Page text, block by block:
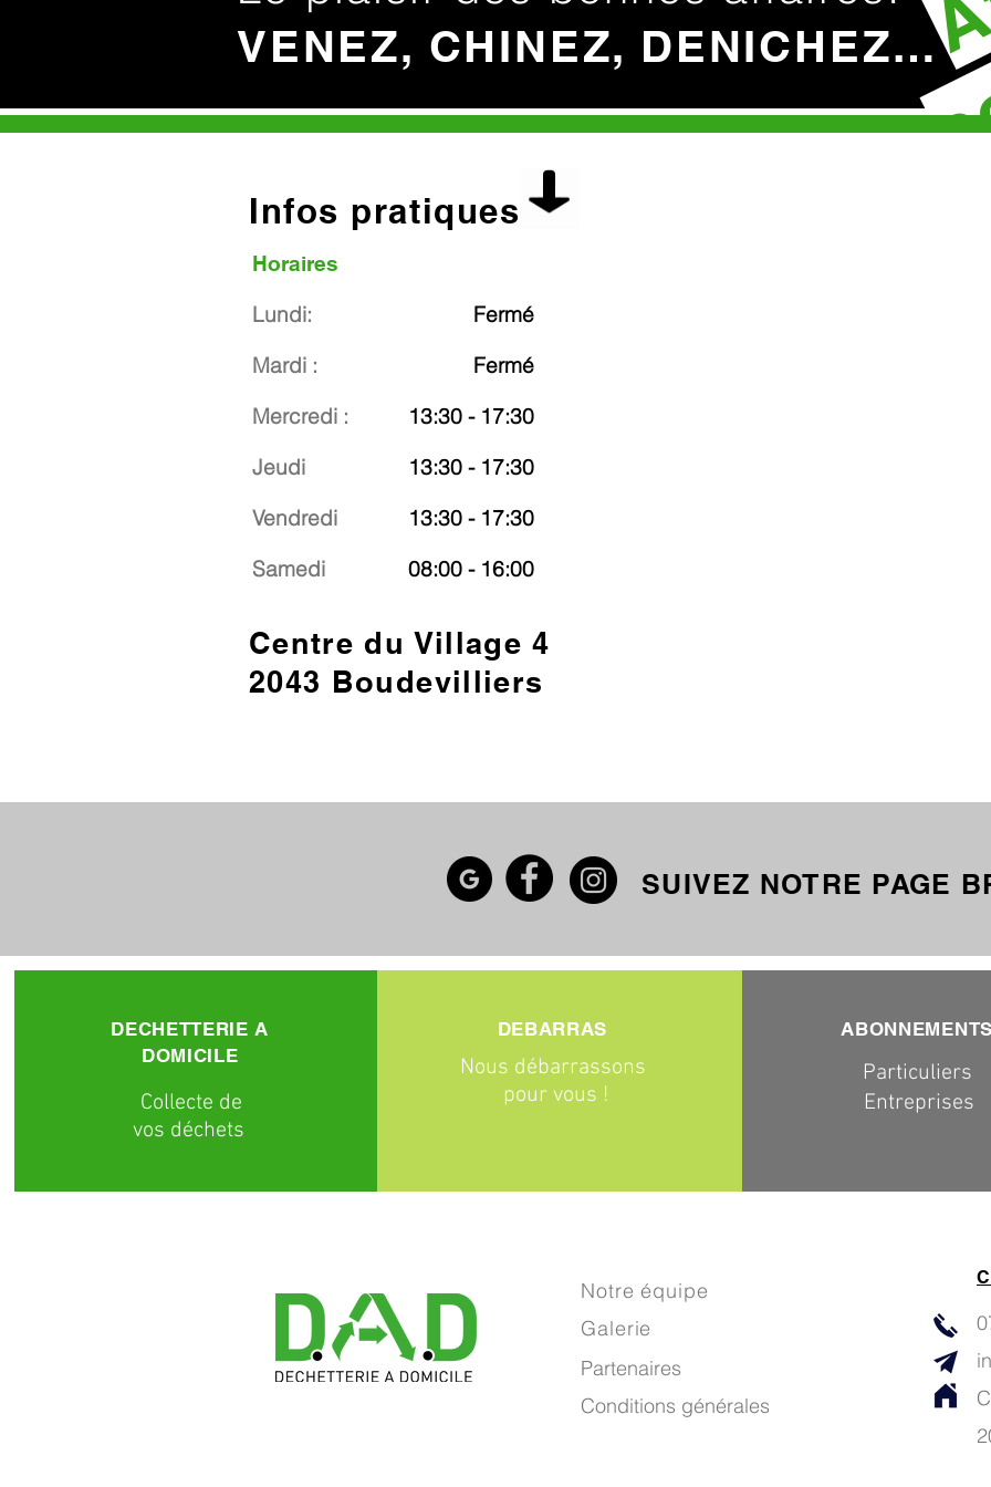
VENEZ, CHINEZ, DENICHEZ…
Infos pratiques
Horaires
Lundi:
Mardi :
Mercredi :
Jeudi
Vendredi
Samedi
Fermé
Fermé
13:30 - 17:30
13:30 - 17:30
13:30 - 17:30
08:00 - 16:00
Centre du Village 4
2043 Boudevilliers
SUIVEZ NOTRE PAGE
Notre équipe
Galerie
Partenaires
Conditions générales
DECHETTERIE A
DOMICILE
Collecte de
vos déchets
DEBARRAS
Nous débarrassons
pour vous !
ABONNEMENTS
Particuliers
Entreprises